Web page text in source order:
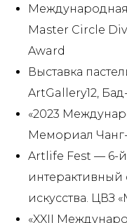
Международная
Master Circle
Award
Выставка
ArtGallery12,
«2023
Мемориал
Artlife Fest — 6-
интерактивный
искусства. ЦВЗ
«XXII